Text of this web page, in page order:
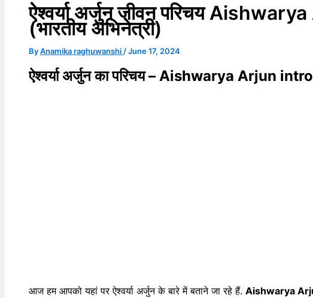
ऐश्वर्या अर्जुन जीवन परिचय
(भारतीय अभिनेत्री)
ByAnamika raghuwanshi /June 17, 2024
ऐश्वर्या अर्जुन का परिचय – Aishwarya Arjun
आज हम आपको यहां पर ऐश्वर्या अर्जुन के बारे में बताने जा रहे हैं. Aishwarya